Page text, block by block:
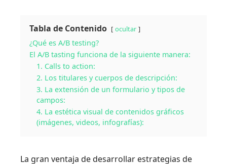
Tabla de Contenido ocultar
¿Qué es A/B testing?
El A/B tasting funciona de la siguiente manera:
1. Calls to action:
2. Los titulares y cuerpos de descripción:
3. La extensión de un formulario y tipos de
campos:
4. La estética visual de contenidos gráficos
(imágenes, videos, infografías):
La gran ventaja de desarrollar estrategias de